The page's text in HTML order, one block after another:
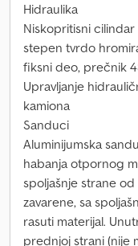
Hidraulika
Niskopritisni cilindar
stepen tvrdo
fiksni deo, prečnik
Upravljanje
kamiona
Sanduci
Aluminijumska
habanja otpornog
spoljašnje strane
zavarene, sa
rasuti materijal.
prednjoj strani (nije